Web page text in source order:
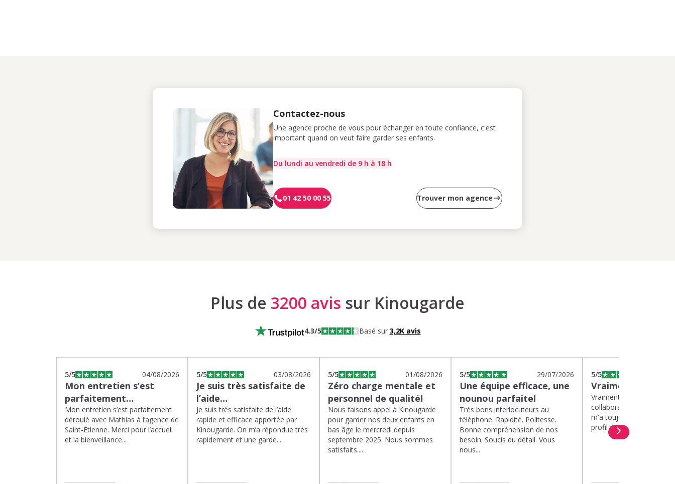
Contactez-nous
Une agence proche de vous pour échanger en toute confiance, c'est
important quand on veut faire garder ses enfants.
Du lundi au vendredi de 9 h à 18 h
01 42 50 00 55 Trouver mon agence
Plus de 3200 avis sur Kinougarde
4.3/5 Basé sur 3,2Kavis
5/5 04/08/2026
Mon entretien s’est
parfaitement…
Mon entretien s’est parfaitement
déroulé avec Mathias à l’agence de
Saint-Etienne. Merci pour l’accueil
et la bienveillance...
5/5 03/08/2026
Je suis très satisfaite de
l’aide…
Je suis très satisfaite de l’aide
rapide et efficace apportée par
Kinougarde. On m’a répondue très
rapidement et une garde...
5/5 01/08/2026
Zéro charge mentale et
personnel de qualité!
Nous faisons appel à Kinougarde
pour garder nos deux enfants en
bas âge le mercredi depuis
septembre 2025. Nous sommes
satisfaits....
5/5 29/07/2026
Une équipe efficace, une
nounou parfaite!
Très bons interlocuteurs au
téléphone. Rapidité. Politesse.
Bonne compréhension de nos
besoin. Soucis du détail. Vous
nous...
5/5
Vraiment top
Vraiment top, plus d'un
collaboration avec
m'a toujours proposé de
profil de nounou. Et